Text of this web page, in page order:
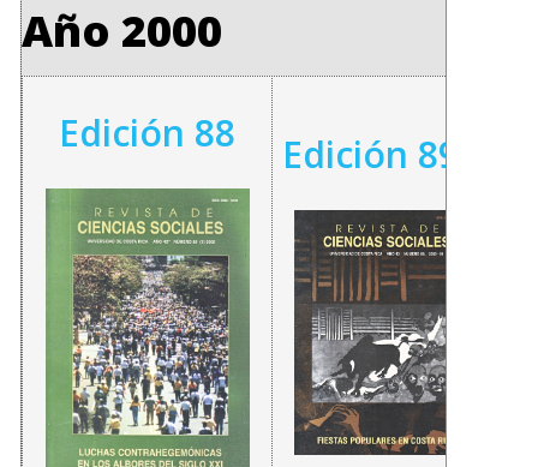
Año 2000
Edición 88 Edición 89